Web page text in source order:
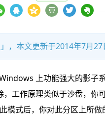
，本文更新于2014年7月
上功能强大的影子
工作原理类似于沙盘，你
模式后，你对此分区上所